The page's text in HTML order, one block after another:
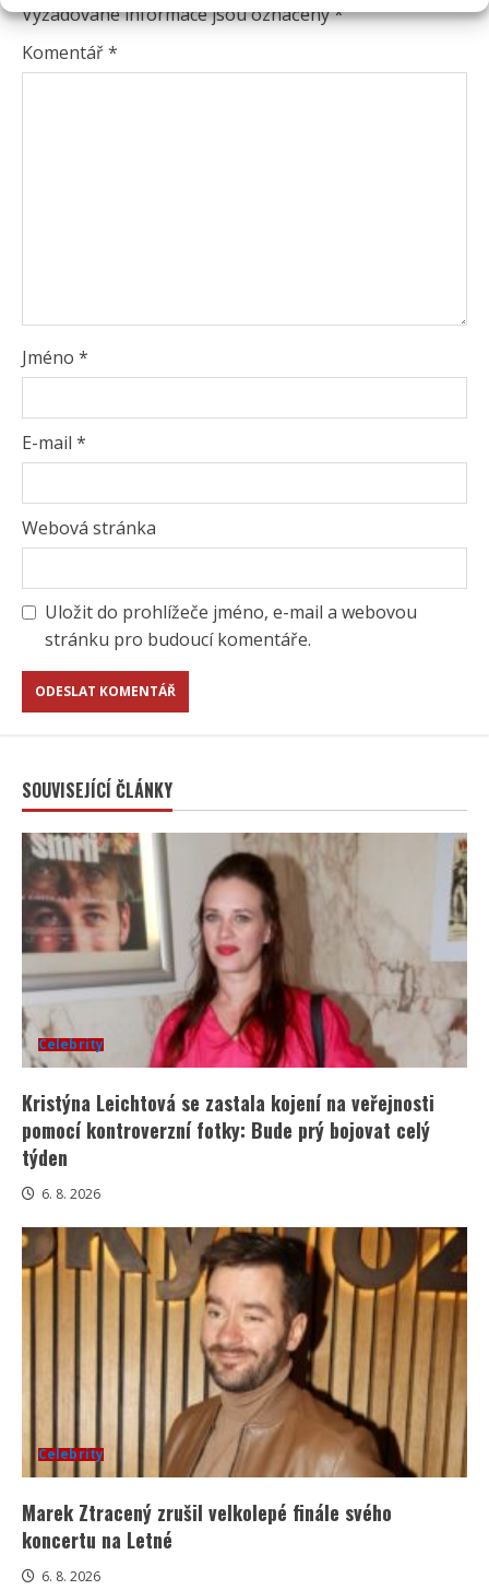
Vyžadované informace jsou označeny*
Komentář*
Jméno *
E-mail *
Webová stránka
Uložit do prohlížeče jméno, e-mail a webovou
stránku pro budoucí komentáře.
SOUVISEJÍCÍ ČLÁNKY
Celebrity
Kristýna Leichtová se zastala kojení na veřejnosti
pomocí kontroverzní fotky: Bude prý bojovat celý
týden
6. 8. 2026
Celebrity
Marek Ztracený zrušil velkolepé finále svého
koncertu na Letné
6. 8. 2026